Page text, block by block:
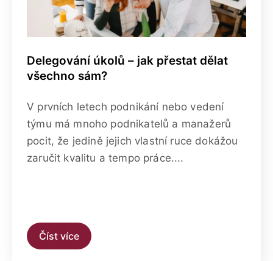
Delegování úkolů – jak přestat dělat
všechno sám?
V prvních letech podnikání nebo vedení
týmu má mnoho podnikatelů a manažerů
pocit, že jedině jejich vlastní ruce dokážou
zaručit kvalitu a tempo práce....
Číst více